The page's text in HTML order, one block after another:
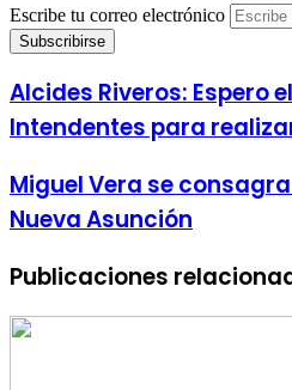
Escribe tu correo electrónico
Alcides Riveros: Espero
Intendentes para
Miguel Vera se
Nueva Asunción
Publicaciones